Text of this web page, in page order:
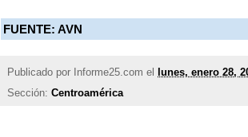
FUENTE: AVN
Publicado por Informe25.com el
lunes, enero 28,
Sección: Centroamérica